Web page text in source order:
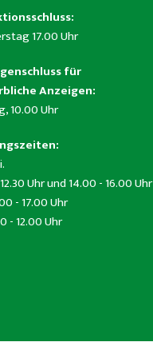
17.00 Uhr
für
Anzeigen:
10.00 Uhr
Uhr und 14.00 - 16.00 Uhr
- 17.00 Uhr
- 12.00 Uhr